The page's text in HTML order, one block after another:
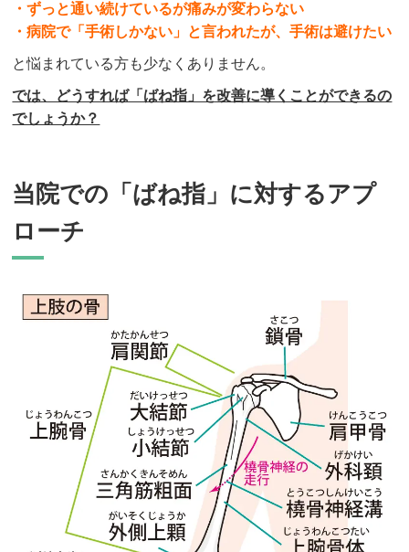
・ずっと通い続けているが痛みが変わらない
・病院で「手術しかない」と言われたが、手術は避けたい
と悩まれている方も少なくありません。
では、どうすれば「ばね指」を改善に導くことができるの
でしょうか？
当院での「ばね指」に対するアプ
ローチ